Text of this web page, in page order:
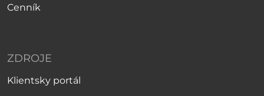
Cenník
ZDROJE
Klientsky portál